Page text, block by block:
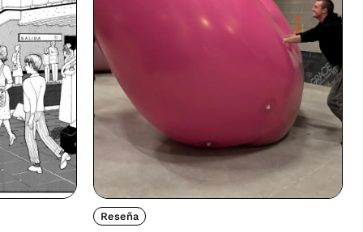
Reseña